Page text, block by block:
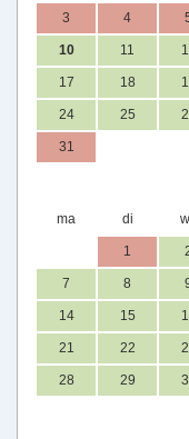
3 4
10 11
17 18
24 25
31
ma di
1
7 8
14 15
21 22
28 29